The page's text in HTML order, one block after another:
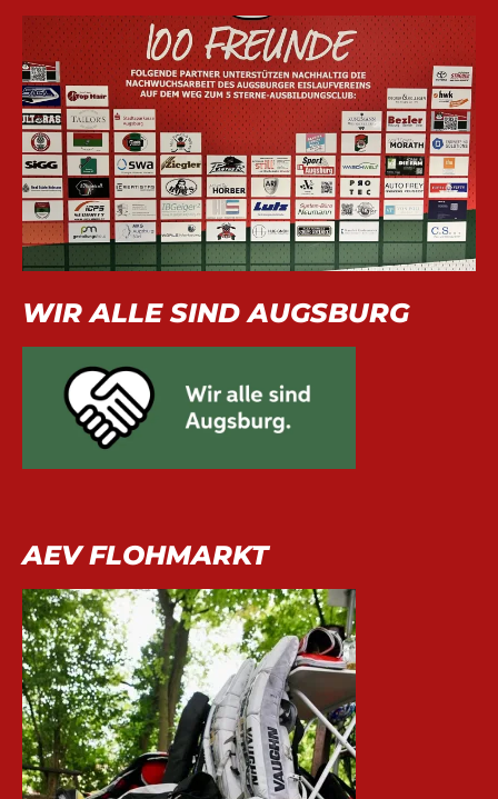
WIR ALLE SIND AUGSBURG
AEV FLOHMARKT